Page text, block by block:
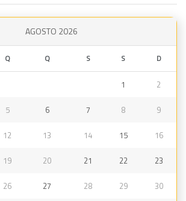
AGOSTO 2026
Q Q S S D
1 2
5 6 7 8 9
12 13 14 15 16
19 20 21 22 23
26 27 28 29 30